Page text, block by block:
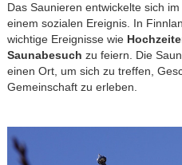
Das Saunieren entwickelte sich
einem sozialen Ereignis. In
wichtige Ereignisse wie
Saunabesuch zu feiern. Die
einen Ort, um sich zu treffen,
Gemeinschaft zu erleben.